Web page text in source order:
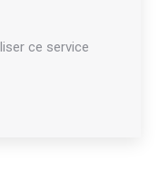
ce service